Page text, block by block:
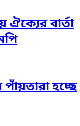
ঐক্যের বার্তা
পাঁয়তারা হচ্ছে